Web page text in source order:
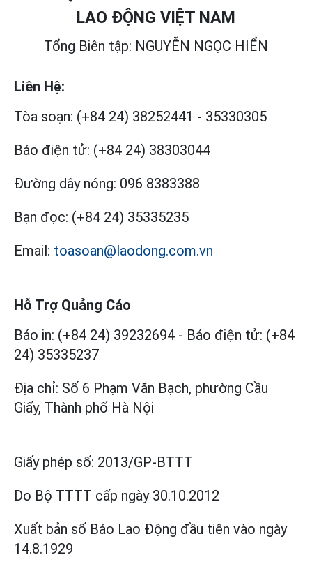
LAO ĐỘNG VIỆT NAM
Tổng Biên tập: NGUYỄN NGỌC HIỂN
Liên Hệ:
Tòa soạn: (+84 24) 38252441 - 35330305
Báo điện tử: (+84 24) 38303044
Đường dây nóng: 096 8383388
Bạn đọc: (+84 24) 35335235
Email: toasoan@laodong.com.vn
Hỗ Trợ Quảng Cáo
Báo in: (+84 24) 39232694 - Báo điện tử: (+84
24) 35335237
Địa chỉ: Số 6 Phạm Văn Bạch, phường Cầu
Giấy, Thành phố Hà Nội
Giấy phép số: 2013/GP-BTTT
Do Bộ TTTT cấp ngày 30.10.2012
Xuất bản số Báo Lao Động đầu tiên vào ngày
14.8.1929